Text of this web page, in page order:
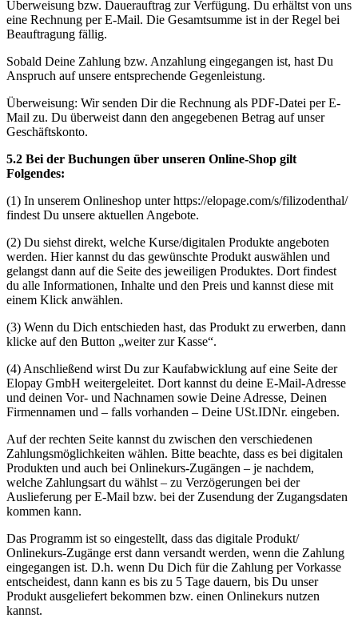
Überweisung bzw. Dauerauftrag zur Verfügung. Du erhältst von uns
eine Rechnung per E-Mail. Die Gesamtsumme ist in der Regel bei
Beauftragung fällig.
Sobald Deine Zahlung bzw. Anzahlung eingegangen ist, hast Du
Anspruch auf unsere entsprechende Gegenleistung.
Überweisung: Wir senden Dir die Rechnung als PDF-Datei per E-
Mail zu. Du überweist dann den angegebenen Betrag auf unser
Geschäftskonto.
5.2 Bei der Buchungen über unseren Online-Shop gilt
Folgendes:
(1) In unserem Onlineshop unter https://elopage.com/s/filizodenthal/
findest Du unsere aktuellen Angebote.
(2) Du siehst direkt, welche Kurse/digitalen Produkte angeboten
werden. Hier kannst du das gewünschte Produkt auswählen und
gelangst dann auf die Seite des jeweiligen Produktes. Dort findest
du alle Informationen, Inhalte und den Preis und kannst diese mit
einem Klick anwählen.
(3) Wenn du Dich entschieden hast, das Produkt zu erwerben, dann
klicke auf den Button „weiter zur Kasse“.
(4) Anschließend wirst Du zur Kaufabwicklung auf eine Seite der
Elopay GmbH weitergeleitet. Dort kannst du deine E-Mail-Adresse
und deinen Vor- und Nachnamen sowie Deine Adresse, Deinen
Firmennamen und – falls vorhanden – Deine USt.IDNr. eingeben.
Auf der rechten Seite kannst du zwischen den verschiedenen
Zahlungsmöglichkeiten wählen. Bitte beachte, dass es bei digitalen
Produkten und auch bei Onlinekurs-Zugängen – je nachdem,
welche Zahlungsart du wählst – zu Verzögerungen bei der
Auslieferung per E-Mail bzw. bei der Zusendung der Zugangsdaten
kommen kann.
Das Programm ist so eingestellt, dass das digitale Produkt/
Onlinekurs-Zugänge erst dann versandt werden, wenn die Zahlung
eingegangen ist. D.h. wenn Du Dich für die Zahlung per Vorkasse
entscheidest, dann kann es bis zu 5 Tage dauern, bis Du unser
Produkt ausgeliefert bekommen bzw. einen Onlinekurs nutzen
kannst.